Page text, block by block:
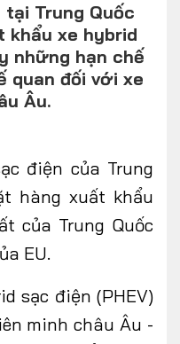
Trung Quốc
khẩu xe hybrid
những hạn chế
quan đối với xe
Âu.
điện của Trung
hàng xuất khẩu
của Trung Quốc
EU.
sạc điện (PHEV)
minh châu Âu -